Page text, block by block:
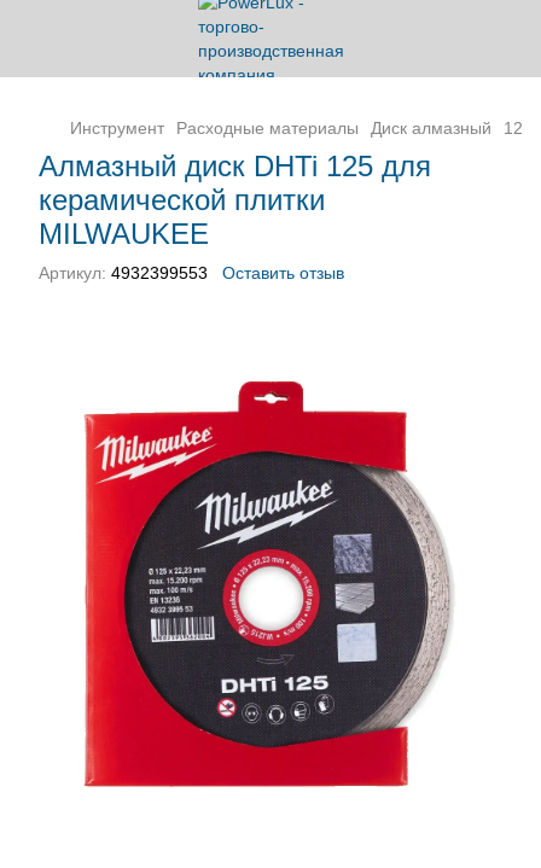
Инструмент Расходные материалы Диск алмазный 125
Алмазный диск DHTi 125 для
керамической плитки
MILWAUKEE
Артикул: 4932399553 Оставить отзыв